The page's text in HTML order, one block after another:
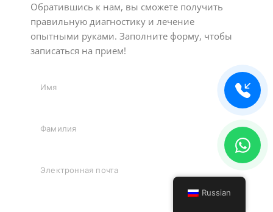
Обратившись к нам, вы сможете получить
правильную диагностику и лечение
опытными руками. Заполните форму, чтобы
записаться на прием!
Russian